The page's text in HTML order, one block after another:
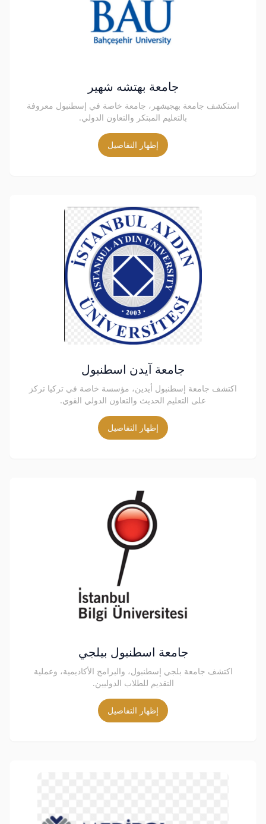
جامعة بهتشه شهير
استكشف جامعة بهجيشهر، جامعة خاصة في إسطنبول معروفة
بالتعليم المبتكر والتعاون الدولي.
إظهار التفاصيل
جامعة آيدن اسطنبول
اكتشف جامعة إسطنبول أيدين، مؤسسة خاصة في تركيا تركز
على التعليم الحديث والتعاون الدولي القوي.
إظهار التفاصيل
جامعة اسطنبول بيلجي
اكتشف جامعة بلجي إسطنبول، والبرامج الأكاديمية، وعملية
التقديم للطلاب الدوليين.
إظهار التفاصيل